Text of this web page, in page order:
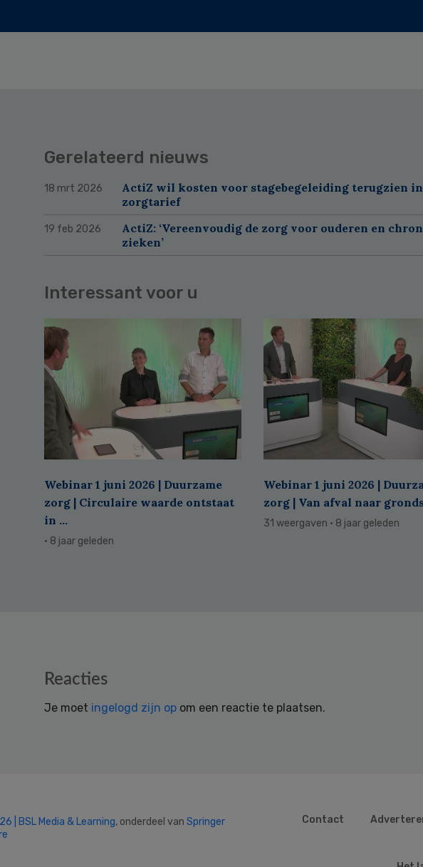
Gerelateerd nieuws
18 mrt 2026
ActiZ wil kosten voor stagebegeleiding terugzien in
zorgtarief
19 feb 2026
ActiZ: ‘Vereenvoudig de zorg voor ouderen en
zieken’
Interessant voor u
Webinar 1 juni 2026 | Duurzame
zorg | Circulaire waarde ontstaat
in ...
· 8 jaar geleden
Webinar 1 juni 2026 |
zorg | Van afval naar
31 weergaven · 8 jaar geleden
Reacties
Je moet ingelogd zijn op om een reactie te plaatsen.
| BSL Media & Learning, onderdeel van Springer
Contact